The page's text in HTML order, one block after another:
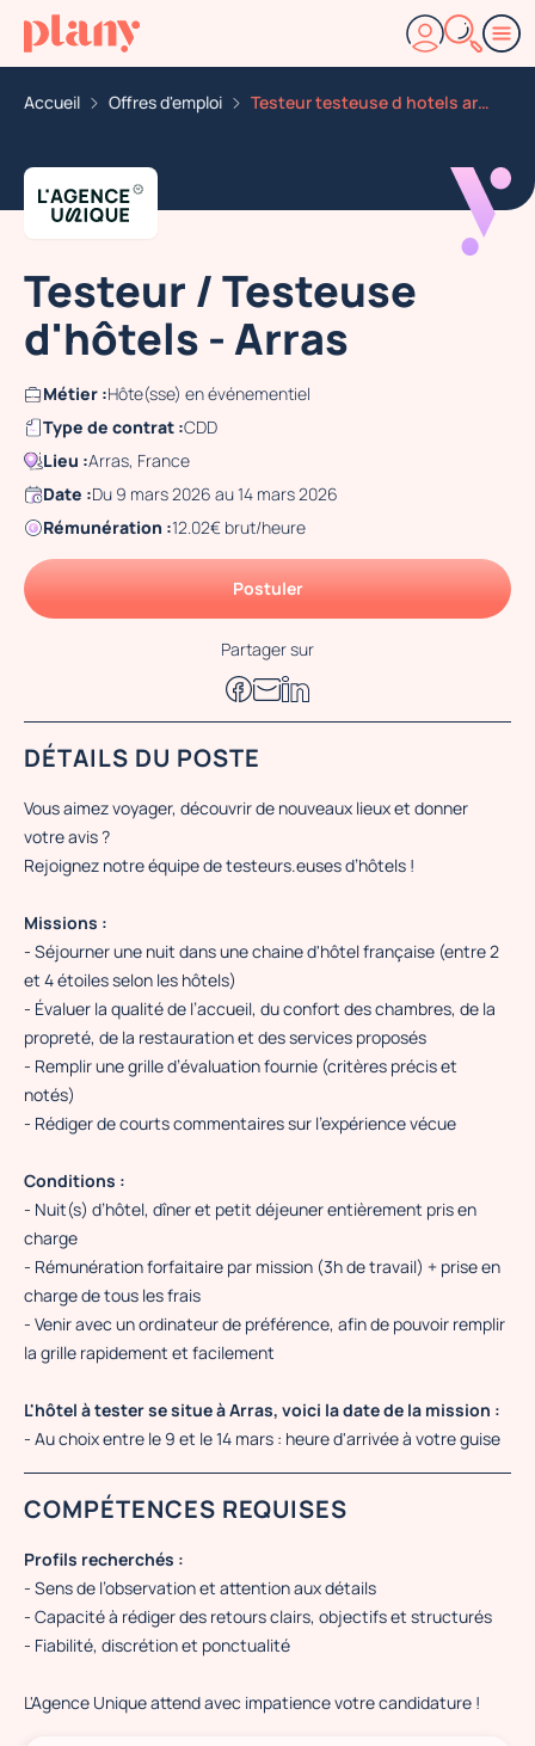
Accueil Offres d'emploi Testeur testeuse d hotels arras
Testeur / Testeuse
d'hôtels - Arras
Métier :Hôte(sse) en événementiel
Type de contrat :CDD
Lieu :Arras, France
Date :Du 9 mars 2026 au 14 mars 2026
Rémunération :12.02€ brut/heure
Postuler
Partager sur
DÉTAILS DU POSTE
Vous aimez voyager, découvrir de nouveaux lieux et donner
votre avis ?
Rejoignez notre équipe de testeurs.euses d’hôtels !
Missions :
- Séjourner une nuit dans une chaine d'hôtel française (entre 2
et 4 étoiles selon les hôtels)
- Évaluer la qualité de l’accueil, du confort des chambres, de la
propreté, de la restauration et des services proposés
- Remplir une grille d’évaluation fournie (critères précis et
notés)
- Rédiger de courts commentaires sur l’expérience vécue
Conditions :
- Nuit(s) d’hôtel, dîner et petit déjeuner entièrement pris en
charge
- Rémunération forfaitaire par mission (3h de travail) + prise en
charge de tous les frais
- Venir avec un ordinateur de préférence, afin de pouvoir remplir
la grille rapidement et facilement
L'hôtel à tester se situe à Arras, voici la date de la mission :
- Au choix entre le 9 et le 14 mars : heure d'arrivée à votre guise
COMPÉTENCES REQUISES
Profils recherchés :
- Sens de l’observation et attention aux détails
- Capacité à rédiger des retours clairs, objectifs et structurés
- Fiabilité, discrétion et ponctualité
L'Agence Unique attend avec impatience votre candidature !